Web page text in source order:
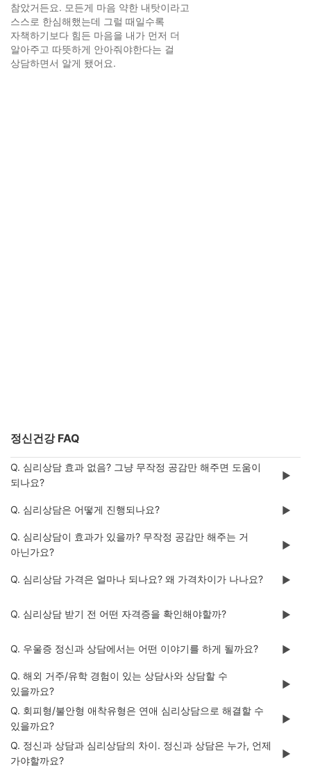
참았거든요. 모든게 마음 약한 내탓이라고
스스로 한심해했는데 그럴 때일수록
자책하기보다 힘든 마음을 내가 먼저 더
알아주고 따뜻하게 안아줘야한다는 걸
상담하면서 알게 됐어요.
정신건강 FAQ
Q. 심리상담 효과 없음? 그냥 무작정 공감만 해주면 도움이
되나요?
▶️
Q. 심리상담은 어떻게 진행되나요? ▶️
Q. 심리상담이 효과가 있을까? 무작정 공감만 해주는 거
아닌가요?
▶️
Q. 심리상담 가격은 얼마나 되나요? 왜 가격차이가 나나요? ▶️
Q. 심리상담 받기 전 어떤 자격증을 확인해야할까? ▶️
Q. 우울증 정신과 상담에서는 어떤 이야기를 하게 될까요? ▶️
Q. 해외 거주/유학 경험이 있는 상담사와 상담할 수
있을까요?
▶️
Q. 회피형/불안형 애착유형은 연애 심리상담으로 해결할 수
있을까요?
▶️
Q. 정신과 상담과 심리상담의 차이. 정신과 상담은 누가, 언제
가야할까요?
▶️